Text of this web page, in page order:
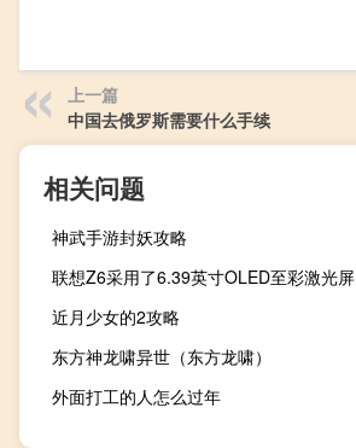
上一篇
中国去俄罗斯需要什么手续
相关问题
神武手游封妖攻略
联想Z6采用了6.39英寸OLED至彩激光屏
近月少女的2攻略
东方神龙啸异世（东方龙啸）
外面打工的人怎么过年